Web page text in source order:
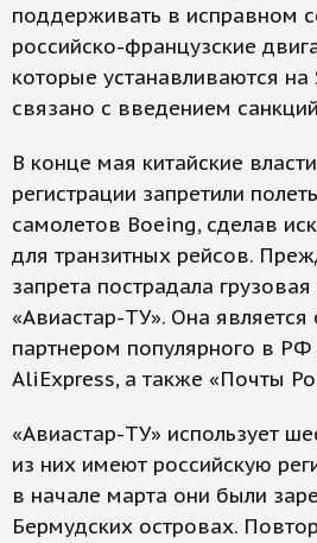
поддерживать в исправном
российско-французские
которые устанавливаются на
связано с введением
В конце мая китайские
регистрации запретили
самолетов Boeing, сделав
для транзитных рейсов.
запрета пострадала
«Авиастар-ТУ». Она
партнером популярного в РФ
AliExpress, а также «Почты
«Авиастар-ТУ» использует
из них имеют российскую
в начале марта они были
Бермудских островах.